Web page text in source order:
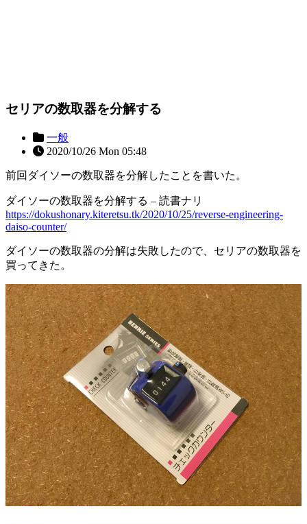
セリアの数取器を分解する
一般
2020/10/26 Mon 05:48
前回ダイソーの数取器を分解したことを書いた。
ダイソーの数取器を分解する – 読書ナリ
https://dokushonary.kiteretsu.tk/2020/10/25/reverse-engineering-
daiso-counter/
ダイソーの数取器の分解は失敗したので、セリアの数取器を
買ってきた。